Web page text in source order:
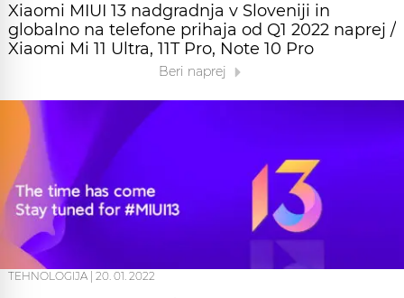
Xiaomi MIUI 13 nadgradnja v Sloveniji in
globalno na telefone prihaja od Q1 2022 naprej /
Xiaomi Mi 11 Ultra, 11T Pro, Note 10 Pro
Beri naprej
TEHNOLOGIJA 20. 01. 2022